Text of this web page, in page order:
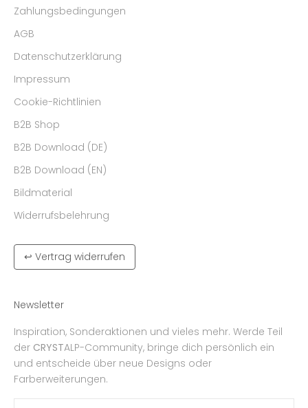
Zahlungsbedingungen
AGB
Datenschutzerklärung
Impressum
Cookie-Richtlinien
B2B Shop
B2B Download (DE)
B2B Download (EN)
Bildmaterial
Widerrufsbelehrung
↩ Vertrag widerrufen
Newsletter
Inspiration, Sonderaktionen und vieles mehr. Werde Teil
der CRYSTALP-Community, bringe dich persönlich ein
und entscheide über neue Designs oder
Farberweiterungen.